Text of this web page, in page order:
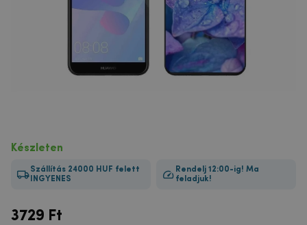
Készleten
Szállítás 24000 HUF felett
INGYENES
Rendelj 12:00-ig! Ma
feladjuk!
3729 Ft